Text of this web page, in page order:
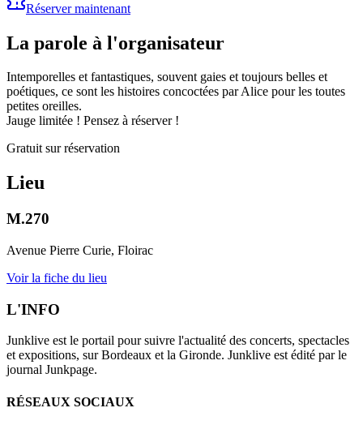
Réserver maintenant
La parole à l'organisateur
Intemporelles et fantastiques, souvent gaies et toujours belles et
poétiques, ce sont les histoires concoctées par Alice pour les toutes
petites oreilles.
Jauge limitée ! Pensez à réserver !
Gratuit sur réservation
Lieu
M.270
Avenue Pierre Curie, Floirac
Voir la fiche du lieu
L'INFO
Junklive est le portail pour suivre l'actualité des concerts, spectacles
et expositions, sur Bordeaux et la Gironde. Junklive est édité par le
journal Junkpage.
RÉSEAUX SOCIAUX